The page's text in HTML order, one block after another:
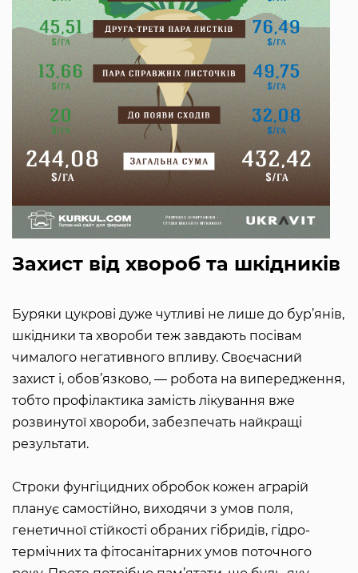
Захист від хвороб та шкідників
Буряки цукрові дуже чутливі не лише до бур’янів,
шкідники та хвороби теж завдають посівам
чималого негативного впливу. Своєчасний
захист і, обов’язково, — робота на випередження,
тобто профілактика замість лікування вже
розвинутої хвороби, забезпечать найкращі
результати.
Строки фунгіцидних обробок кожен аграрій
планує самостійно, виходячи з умов поля,
генетичної стійкості обраних гібридів, гідро-
термічних та фітосанітарних умов поточного